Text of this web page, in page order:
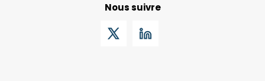
Nous suivre